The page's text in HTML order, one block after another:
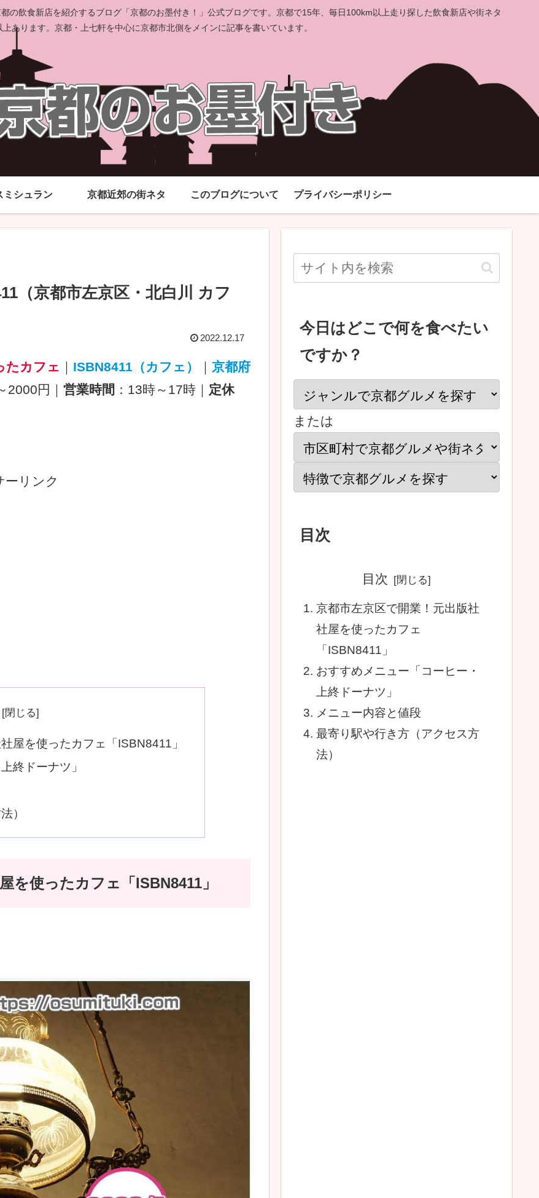
の飲食新店を紹介するブログ「京都のお墨付き！」公式ブログです。京都で15年、毎日100km以上走り探した飲食新店や街ネタ
あります。京都・上七軒を中心に京都市北側をメインに記事を書いています。
ミシュラン 京都近郊の街ネタ このブログについて プライバシーポリシー
（京都市左京区・北白川 カフ
2022.12.17
たカフェ ｜ ISBN8411（カフェ） ｜ 京都府
2000円｜ 営業時間 ：13時～17時｜ 定休
ーリンク
屋を使ったカフェ「ISBN8411」
終ドーナツ」
）
を使ったカフェ「ISBN8411」
今日はどこで何を食べたい
ですか？
または
目次
目次
京都市左京区で開業！元出版社
社屋を使ったカフェ
「ISBN8411」
おすすめメニュー「コーヒー・
上終ドーナツ」
メニュー内容と値段
最寄り駅や行き方（アクセス方
法）